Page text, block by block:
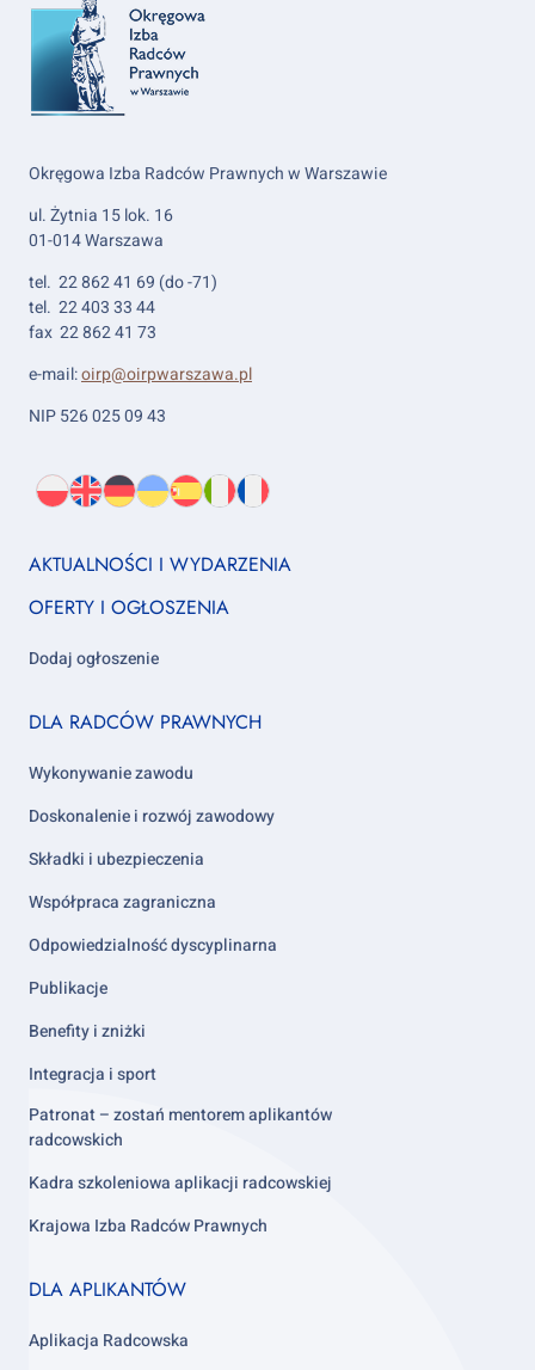
Okręgowa Izba Radców Prawnych w Warszawie
ul. Żytnia 15 lok. 16
01-014 Warszawa
tel. 22 862 41 69 (do -71)
tel. 22 403 33 44
fax 22 862 41 73
e-mail:oirp@oirpwarszawa.pl
NIP 526 025 09 43
Wybierz
język:
PL
O
EN
About
DE
About
UK
About
ES
About
IT
About
FR
About
Footer
1
AKTUALNOŚCI I WYDARZENIA
OFERTY I OGŁOSZENIA
Dodaj ogłoszenie
Footer
2
DLA RADCÓW PRAWNYCH
Wykonywanie zawodu
Doskonalenie i rozwój zawodowy
Składki i ubezpieczenia
Współpraca zagraniczna
Odpowiedzialność dyscyplinarna
Publikacje
Benefity i zniżki
Integracja i sport
Patronat – zostań mentorem aplikantów
radcowskich
Kadra szkoleniowa aplikacji radcowskiej
Krajowa Izba Radców Prawnych
Footer
3
DLA APLIKANTÓW
Aplikacja Radcowska